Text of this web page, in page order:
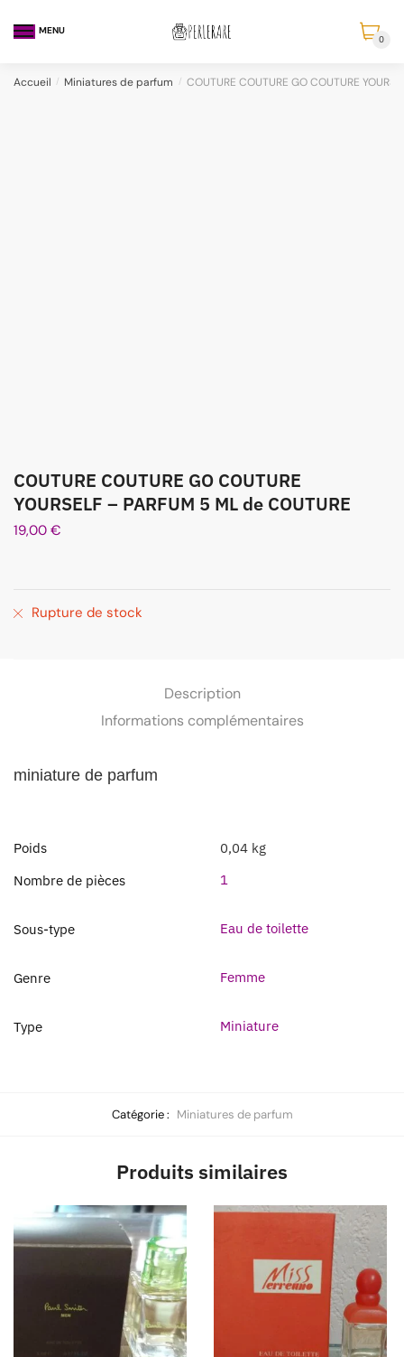
MENU
0
Accueil / Miniatures de parfum / COUTURE COUTURE GO COUTURE
COUTURE COUTURE GO COUTURE
YOURSELF – PARFUM 5 ML de COUTURE
19,00 €
Rupture de stock
Description
Informations complémentaires
miniature de parfum
Poids
0,04 kg
Nombre de pièces
1
Sous-type Eau de toilette
Genre Femme
Type Miniature
Catégorie : Miniatures de parfum
Produits similaires